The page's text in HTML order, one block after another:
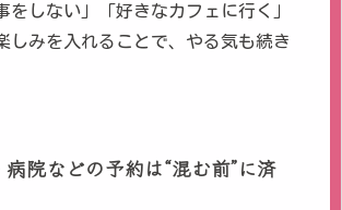
をしない」「好きなカフェに行く」
しみを入れることで、やる気も続き
病院などの予約は“混む前”に済